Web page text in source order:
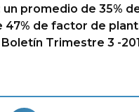
promedio de 35%
47% de factor de
Trimestre 3 -